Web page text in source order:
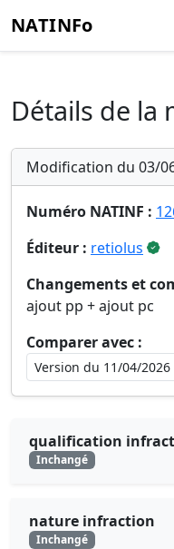
NATINFo
Détails de la
Modification du 03/
Numéro NATINF :
Éditeur : retiolus
Changements et
ajout pp + ajout pc
Comparer avec :
qualification
Inchangé
nature infraction
Inchangé